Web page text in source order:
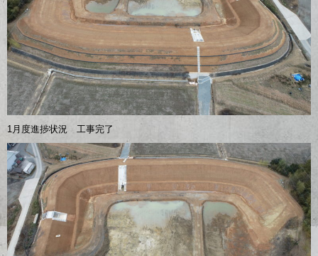
1月度進捗状況 工事完了